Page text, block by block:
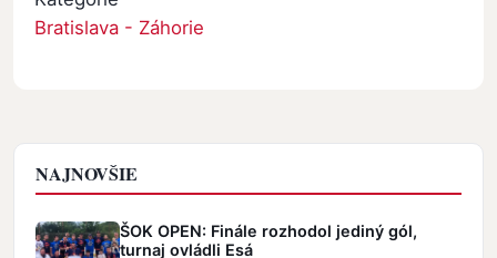
Bratislava - Záhorie
NAJNOVŠIE
ŠOK OPEN: Finále rozhodol jediný gól,
turnaj ovládli Esá